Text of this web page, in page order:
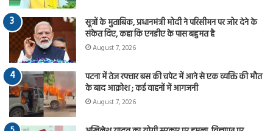
सूत्रों के मुताबिक, प्रधानमंत्री मोदी ने परिसीमन पर जोर देने के
संकेत दिए, कहा कि एनडीए के पास बहुमत है
August 7, 2026
पटना में तेज रफ्तार बस की चपेट में आने से एक व्यक्ति की मौत
के बाद आक्रोश ; कई वाहनों में आगजनी
August 7, 2026